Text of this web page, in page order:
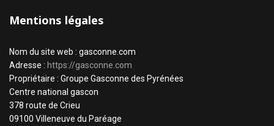
Mentions légales
Nom du site web : gasconne.com
Adresse : https://gasconne.com
Propriétaire : Groupe Gasconne des Pyrénées
Centre national gascon
378 route de Crieu
09100 Villeneuve du Paréage